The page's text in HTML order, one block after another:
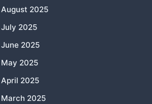
August 2025
July 2025
June 2025
May 2025
April 2025
March 2025